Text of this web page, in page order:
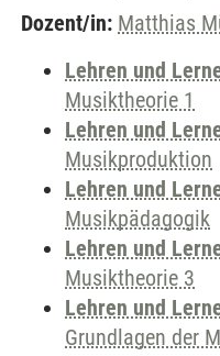
Dozent/in: Matthias
Lehren und
Musiktheorie 1
Lehren und
Musikproduktion
Lehren und
Musikpädagogik
Lehren und
Musiktheorie 3
Lehren und
Grundlagen der